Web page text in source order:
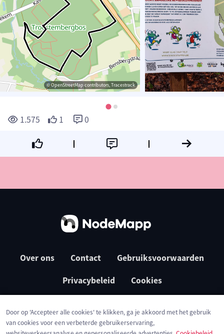
© OpenStreetMap contributors, Tracestrack
1.575 1 0
Over ons Contact Gebruiksvoorwaarden
Privacybeleid Cookies
Door op 'Accepteer alle cookies' te klikken, ga je akkoord met het gebruik
van cookies voor een verbeterde gebruikerservaring,